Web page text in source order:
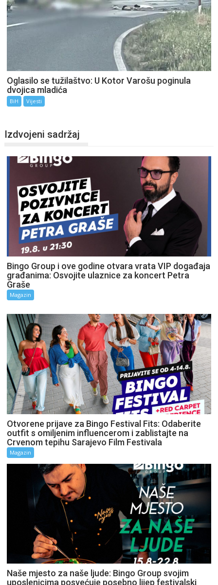
Oglasilo se tužilaštvo: U Kotor Varošu poginula
dvojica mladića
BiH Vijesti
Izdvojeni sadržaj
Bingo Group i ove godine otvara vrata VIP događaja
građanima: Osvojite ulaznice za koncert Petra
Graše
Magazin
Otvorene prijave za Bingo Festival Fits: Odaberite
outfit s omiljenim influencerom i zablistajte na
Crvenom tepihu Sarajevo Film Festivala
Magazin
Naše mjesto za naše ljude: Bingo Group svojim
uposlenicima posvećuje posebno lijep festivalski